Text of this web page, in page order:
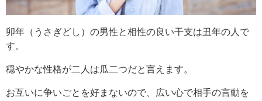
卯年（うさぎどし）の男性と相性の良い干支は丑年の人で
す。
穏やかな性格が二人は瓜二つだと言えます。
お互いに争いごとを好まないので、広い心で相手の言動を